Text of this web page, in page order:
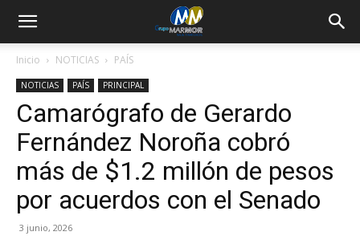
Inicio NOTICIAS PAÍS
NOTICIAS PAÍS PRINCIPAL
Camarógrafo de Gerardo
Fernández Noroña cobró
más de $1.2 millón de pesos
por acuerdos con el Senado
3 junio, 2026